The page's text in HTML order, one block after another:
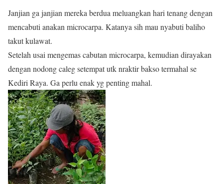
Janjian ga janjian mereka berdua meluangkan hari tenang dengan
mencabuti anakan microcarpa. Katanya sih mau nyabuti baliho
takut kulawat.
Setelah usai mengemas cabutan microcarpa, kemudian dirayakan
dengan nodong caleg setempat utk nraktir bakso termahal se
Kediri Raya. Ga perlu enak yg penting mahal.